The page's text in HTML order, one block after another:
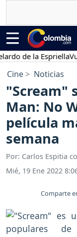
la EspriellaVuelta
Cine Noticias
"Scream"
Man: No
película
semana
Por: Carlos Espitia
Mié, 19 Ene 2022
Comparte